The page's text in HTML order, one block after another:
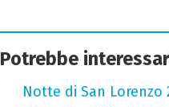
Potrebbe
Notte di San